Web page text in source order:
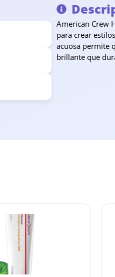
American Crew
para crear
acuosa permite
brillante que